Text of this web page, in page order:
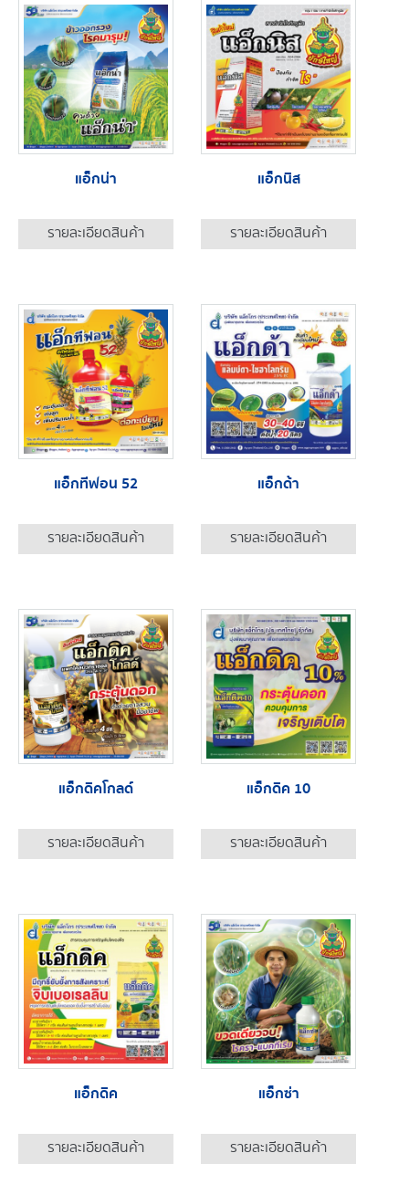
แอ็กน่า
รายละเอียดสินค้า
แอ็กนิส
รายละเอียดสินค้า
แอ็กทีฟอน 52
รายละเอียดสินค้า
แอ็กด้า
รายละเอียดสินค้า
แอ็กดิคโกลด์
รายละเอียดสินค้า
แอ็กดิค 10
รายละเอียดสินค้า
แอ็กดิค
รายละเอียดสินค้า
แอ็กซ่า
รายละเอียดสินค้า